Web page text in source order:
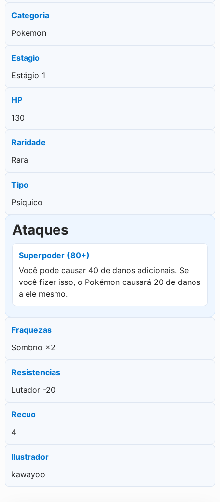
Categoria
Pokemon
Estagio
Estágio 1
HP
130
Raridade
Rara
Tipo
Psíquico
Ataques
Superpoder (80+)
Você pode causar 40 de danos adicionais. Se
você fizer isso, o Pokémon causará 20 de danos
a ele mesmo.
Fraquezas
Sombrio ×2
Resistencias
Lutador -20
Recuo
4
Ilustrador
kawayoo